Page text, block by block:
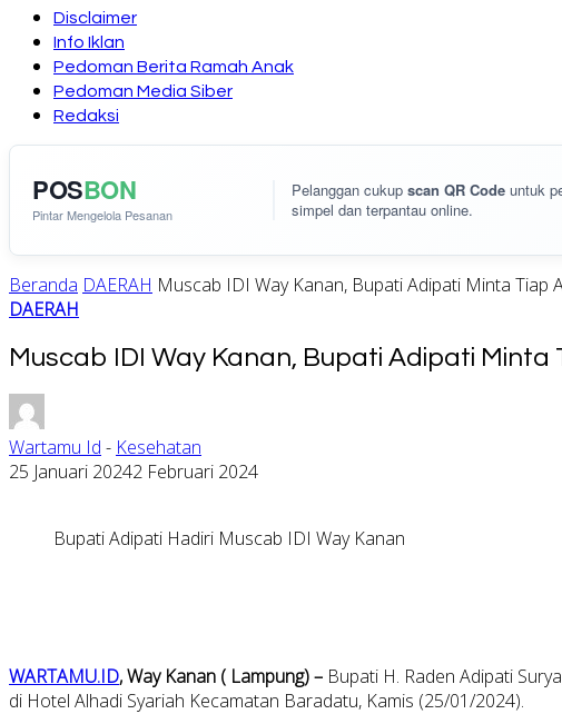
Disclaimer
Info Iklan
Pedoman Berita Ramah Anak
Pedoman Media Siber
Redaksi
POSBON
Pintar Mengelola Pesanan
Pelanggan cukup scan QR Code untuk
simpel dan terpantau online.
Beranda DAERAH Muscab IDI Way Kanan, Bupati Adipati Minta
DAERAH
Muscab IDI Way Kanan, Bupati Adipati
Wartamu Id - Kesehatan
25 Januari 20242 Februari 2024
Bupati Adipati Hadiri Muscab IDI Way Kanan
WARTAMU.ID, Way Kanan ( Lampung) – Bupati H. Raden Adipati
di Hotel Alhadi Syariah Kecamatan Baradatu, Kamis (25/01/2024).